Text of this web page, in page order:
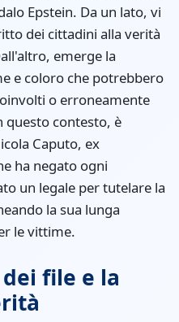
Epstein. Da un lato, vi
dei cittadini alla verità
emerge la
e coloro che potrebbero
o erroneamente
contesto, è
Caputo, ex
ha negato ogni
un legale per tutelare la
la sua lunga
le vittime.
file e la